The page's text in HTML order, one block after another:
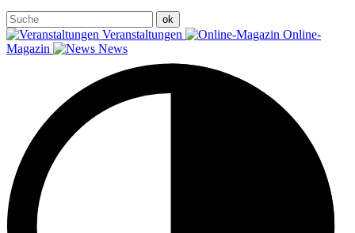
Veranstaltungen
Online-
Magazin
News